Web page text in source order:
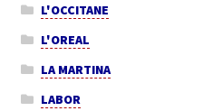
L'OCCITANE
L'OREAL
LA MARTINA
LABOR